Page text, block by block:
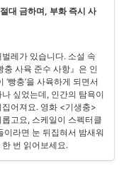
대 금하며, 부화 즉시 사
레가 있습니다. 소설 속
충 사육 준수 사항』은 인
빵충’을 사육하게 되면서
싶었는데, 인간의 탐욕이
어져요. 영화 <기생충>
고요, 스케일이 스펙터클
라면 눈 뒤집혀서 밤새워
번 읽어보세요.